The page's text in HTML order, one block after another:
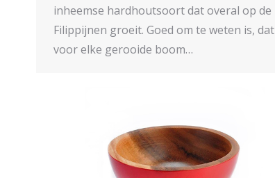
inheemse hardhoutsoort dat overal op de
Filippijnen groeit. Goed om te weten is, dat
voor elke gerooide boom…